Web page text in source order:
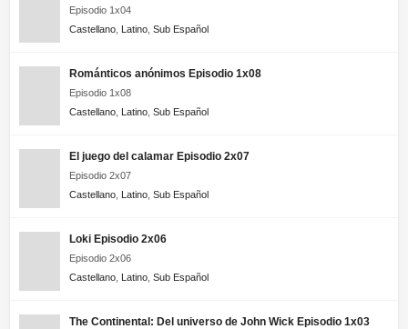
Harley Quinn 1×06 HD Online Temporada 1 Capitulo 6
Harley Quinn 1×04 HD Online Temporada 1 Capitulo 4
Harley Quinn 1×03 HD Online Temporada 1 Capitulo 3
Harley Quinn 1×02 HD Online Temporada 1 Capitulo 2
Harley Quinn 1×01 HD Online Temporada 1 Capitulo 1
Episodio 1x04
Castellano Latino Sub Español
Románticos anónimos Episodio 1x08
Episodio 1x08
Castellano Latino Sub Español
El juego del calamar Episodio 2x07
Episodio 2x07
Castellano Latino Sub Español
Loki Episodio 2x06
Episodio 2x06
Castellano Latino Sub Español
The Continental: Del universo de John Wick Episodio 1x03